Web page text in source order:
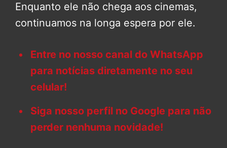
Enquanto ele não chega aos cinemas,
continuamos na longa espera por ele.
Entre no nosso canal do WhatsApp
para notícias diretamente no seu
celular!
Siga nosso perfil no Google para não
perder nenhuma novidade!